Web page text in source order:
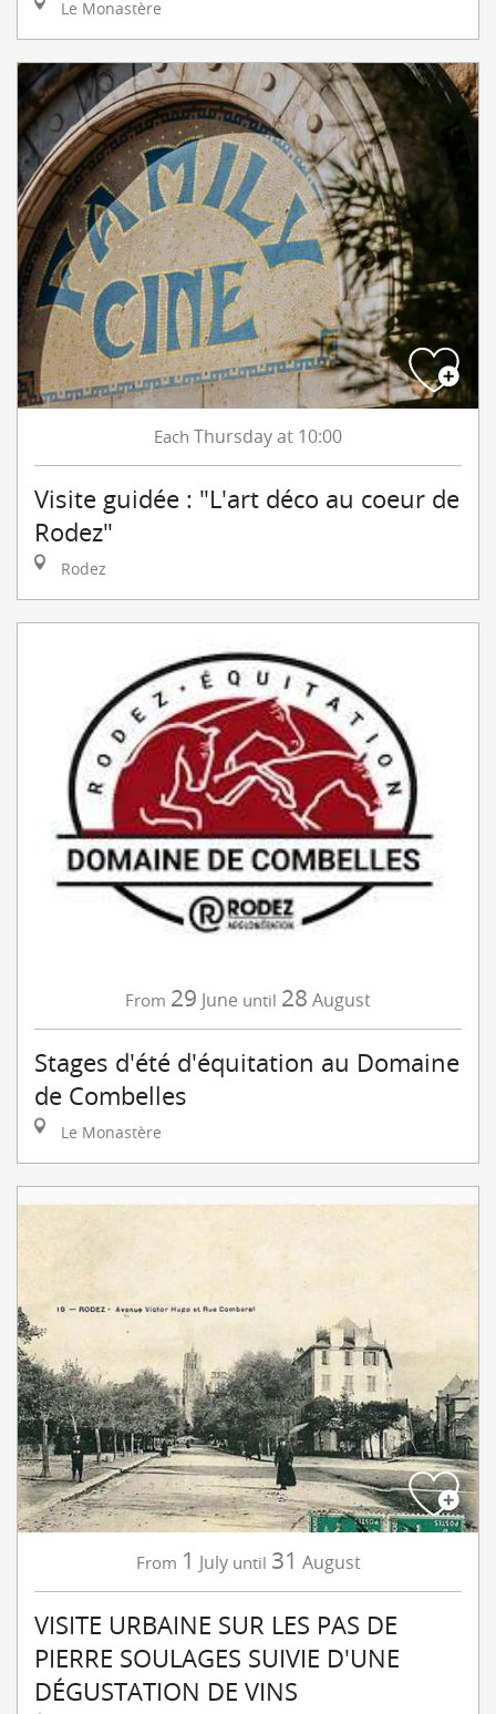
Le Monastère
Each Thursdayat 10:00
Visite guidée : "L'art déco au coeur de
Rodez"
Rodez
From 29 June until 28 August
Stages d'été d'équitation au Domaine
de Combelles
Le Monastère
From 1 July until 31 August
VISITE URBAINE SUR LES PAS DE
PIERRE SOULAGES SUIVIE D'UNE
DÉGUSTATION DE VINS